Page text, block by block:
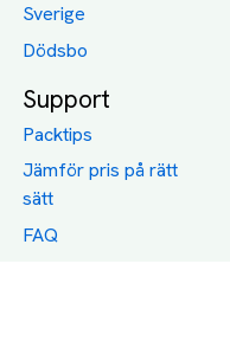
Sverige
Dödsbo
Support
Packtips
Jämför pris på rätt
sätt
FAQ